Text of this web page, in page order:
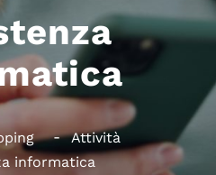
Attività
informatica